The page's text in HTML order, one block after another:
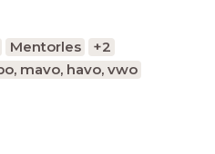
Mentorles
+2
mavo, havo, vwo